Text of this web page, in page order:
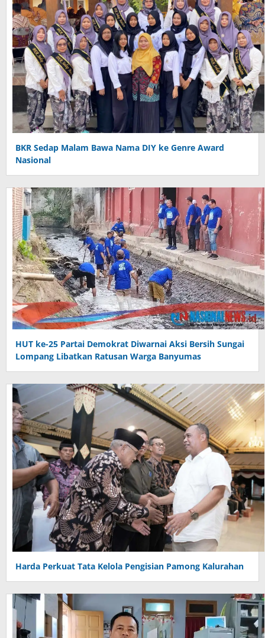
BKR Sedap Malam Bawa Nama DIY ke Genre Award
Nasional
HUT ke-25 Partai Demokrat Diwarnai Aksi Bersih Sungai
Lompang Libatkan Ratusan Warga Banyumas
Harda Perkuat Tata Kelola Pengisian Pamong Kalurahan